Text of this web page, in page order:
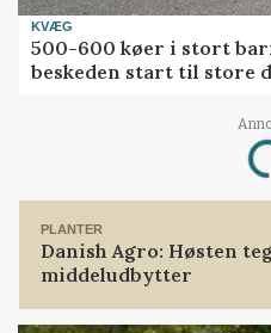
KVÆG
500-600 køer i stort
beskeden start til store
PLANTER
Danish Agro: Høsten
middeludbytter